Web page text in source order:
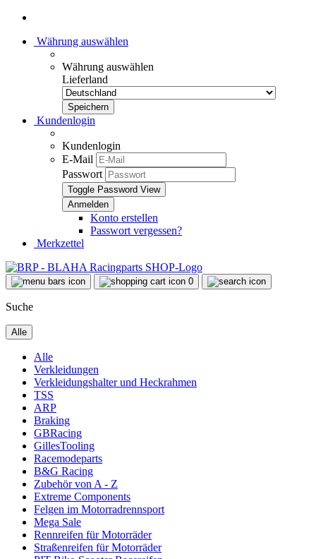
Währung auswählen
Währung auswählen
Lieferland
Kundenlogin
Kundenlogin
E-Mail
Passwort
Toggle Password View
Konto erstellen
Passwort vergessen?
Merkzettel
0
Suche
Alle
Alle
Verkleidungen
Verkleidungshalter und Heckrahmen
TSS
ARP
Braking
GBRacing
GillesTooling
Racemodeparts
B&G Racing
Zubehör von A - Z
Extreme Components
Felgen im Motorradrennsport
Mega Sale
Rennreifen für Motorräder
Straßenreifen für Motorräder